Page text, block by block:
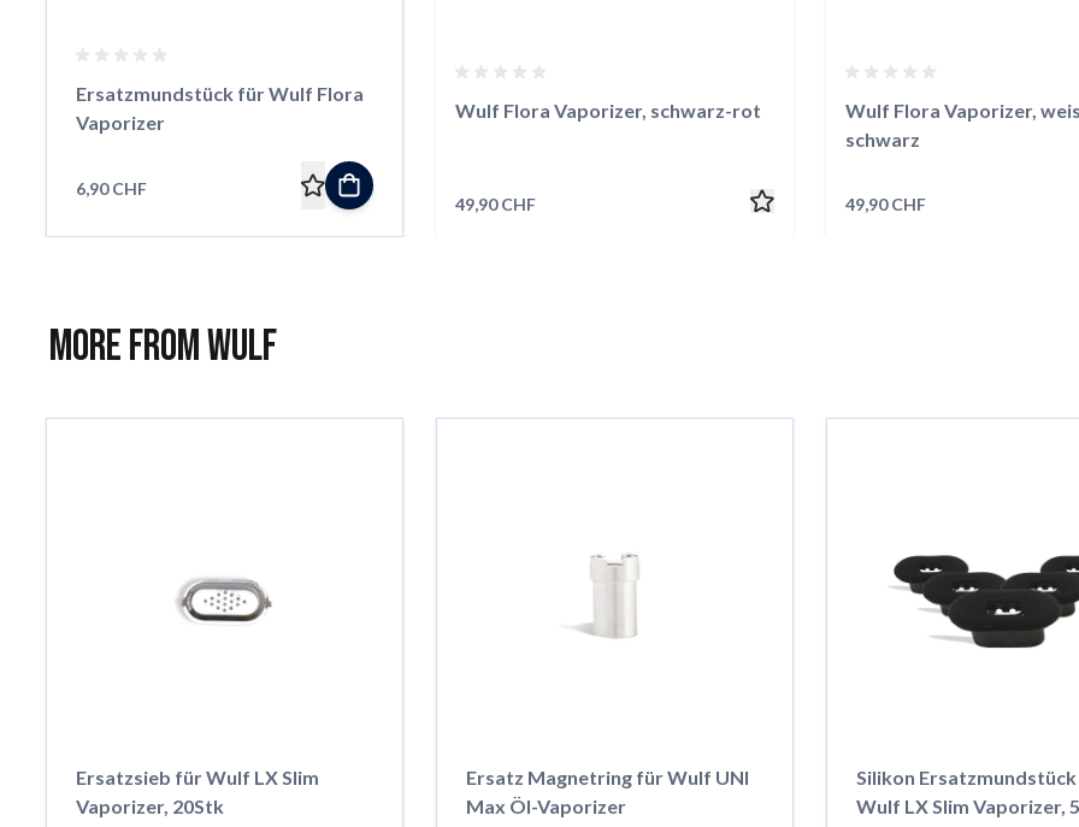
Ersatzmundstück für Wulf Flora
Vaporizer
6,90 CHF
Wulf Flora Vaporizer, schwarz-rot
49,90 CHF
Wulf Flora Vaporizer,
schwarz
49,90 CHF
More from Wulf
Ersatzsieb für Wulf LX Slim
Vaporizer, 20Stk
Ersatz Magnetring für Wulf UNI
Max Öl-Vaporizer
Silikon
Wulf LX Slim Vaporizer,